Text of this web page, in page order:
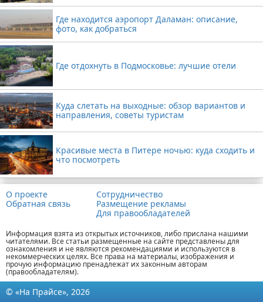
Где находится аэропорт Даламан: описание,
фото, как добраться
Где отдохнуть в Подмосковье: лучшие отели
Куда слетать на выходные: обзор вариантов и
направления, советы туристам
Красивые места в Питере ночью: куда сходить и
что посмотреть
О проекте
Обратная связь
Сотрудничество
Размещение рекламы
Для правообладателей
Информация взята из открытых источников, либо прислана нашими
читателями. Все статьи размещенные на сайте представлены для
ознакомления и не являются рекомендациями и используются в
некоммерческих целях. Все права на материалы, изображения и
прочую информацию пренадлежат их законным авторам
(правообладателям).
© «На Прайсе», 2026